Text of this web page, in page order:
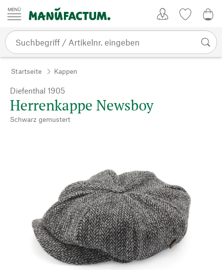
Zum Inhalt springen
Startseite Kappen
Diefenthal 1905
Herrenkappe Newsboy
Schwarz gemustert